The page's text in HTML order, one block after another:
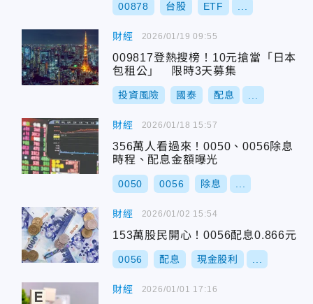
00878 台股 ETF
財經
009817登熱搜榜！10元搶當「日本
包租公」 限時3天募集
投資風險 國泰 配息
2026/01/19 09:55
財經
356萬人看過來！0050、0056除息
時程、配息金額曝光
0050 0056 除息
2026/01/18 15:57
財經
153萬股民開心！0056配息0.866元
0056 配息 現金股利
2026/01/02 15:54
財經 2026/01/01 17:16